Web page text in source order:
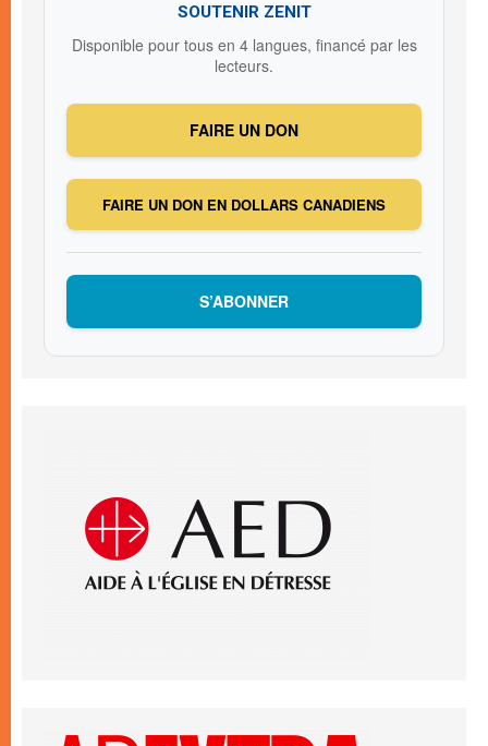
SOUTENIR ZENIT
Disponible pour tous en 4 langues, financé par les
lecteurs.
FAIRE UN DON
FAIRE UN DON EN DOLLARS CANADIENS
S’ABONNER